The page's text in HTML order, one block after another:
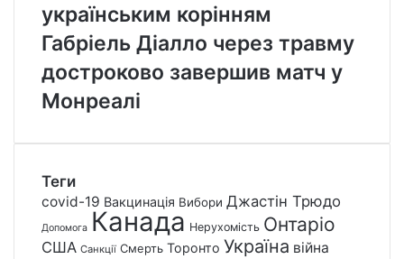
українським корінням
Габріель Діалло через травму
достроково завершив матч у
Монреалі
Теги
covid-19 Вакцинація Вибори Джастін Трюдо
Допомога Канада Нерухомість Онтаріо
США Санкції Смерть Торонто Україна війна